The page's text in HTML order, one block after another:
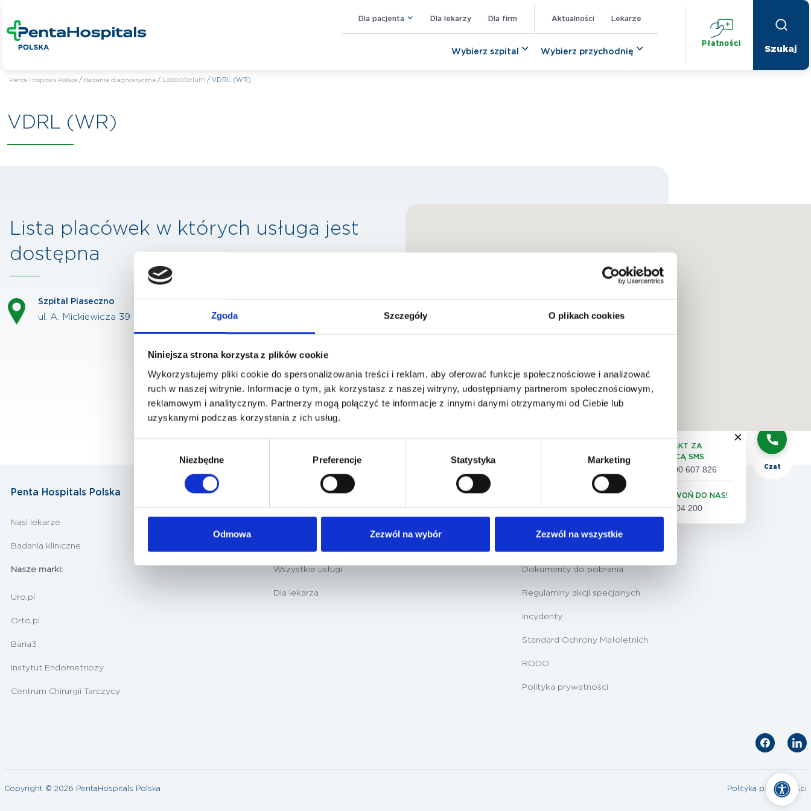
Zgoda Szczegóły O plikach cookies
Niniejsza strona korzysta z plików cookie
Wykorzystujemy pliki cookie do spersonalizowania treści i reklam, aby oferować funkcje społecznościowe i analizować
ruch w naszej witrynie. Informacje o tym, jak korzystasz z naszej witryny, udostępniamy partnerom społecznościowym,
reklamowym i analitycznym. Partnerzy mogą połączyć te informacje z innymi danymi otrzymanymi od Ciebie lub
uzyskanymi podczas korzystania z ich usług.
Niezbędne Preferencje Statystyka Marketing
Odmowa Zezwól na wybór Zezwól na wszystkie
Dla pacjenta Dla lekarzy Dla firm Aktualności Lekarze
Płatności
Wybierz szpital Wybierz przychodnię
Penta Hospitals Polska / Badania diagnostyczne/ Laboratorium / VDRL (WR)
VDRL (WR)
Lista placówek w których usługa jest
dostępna
Szpital Piaseczno
ul. A. Mickiewicza 39 , 05-500 Piaseczno
Penta Hospitals Polska
Nasi lekarze
Badania kliniczne
Nasze marki:
Uro.pl
Orto.pl
Baria3
Instytut Endometriozy
Centrum Chirurgii Tarczycy
Nasza oferta
Wszystkie usługi
Dla lekarza
Dokumenty do pobrania
Regulaminy akcji specjalnych
Incydenty
Standard Ochrony Małoletnich
RODO
Polityka prywatności
Copyright © 2026 PentaHospitals Polska Polityka prywatności
KONTAKT ZA
POMOCĄ SMS
+48 500 607 826
ZADZWOŃ DO NAS!
61 86 04 200
Czat